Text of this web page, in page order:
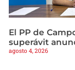
El PP de
superávit
agosto 4, 2026